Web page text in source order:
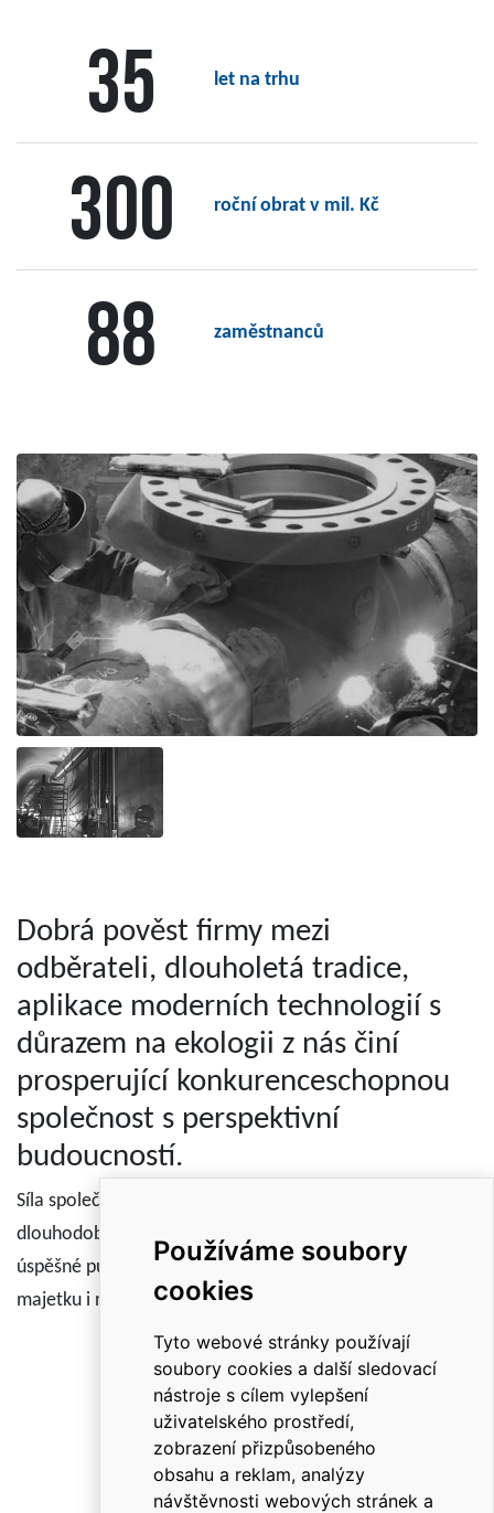
Používáme soubory
cookies
Tyto webové stránky používají
soubory cookies a další sledovací
nástroje s cílem vylepšení
uživatelského prostředí,
zobrazení přizpůsobeného
obsahu a reklam, analýzy
návštěvnosti webových stránek a
35 let na trhu
300 roční obrat v mil. Kč
88 zaměstnanců
Dobrá pověst firmy mezi
odběrateli, dlouholetá tradice,
aplikace moderních technologií s
důrazem na ekologii z nás činí
prosperující konkurenceschopnou
společnost s perspektivní
budoucností.
Síla společnosti i kvalita jejích služeb se odvíjí od toho, že
dlouhodobě a cíleně buduje kompetence nezbytné pro
úspěšné působení na cílových trzích, investuje do obnovy
majetku i nových technologií, rozvíjí firemní know-how.